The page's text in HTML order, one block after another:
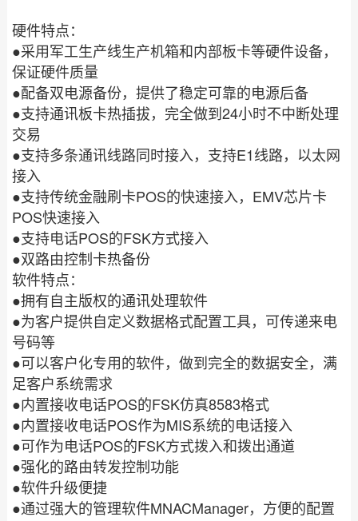
硬件特点：
●采用军工生产线生产机箱和内部板卡等硬件设备，
保证硬件质量
●配备双电源备份，提供了稳定可靠的电源后备
●支持通讯板卡热插拔，完全做到24小时不中断处理
交易
●支持多条通讯线路同时接入，支持E1 线路，以太网
接入
●支持传统金融刷卡POS的快速接入， EMV芯片卡
POS快速接入
●支持电话POS的FSK方式接入
●双路由控制卡热备份
软件特点：
●拥有自主版权的通讯处理软件
●为客户提供自定义数据格式配置工具，可传递来电
号码等
●可以客户化专用的软件，做到完全的数据安全，满
足客户系统需求
●内置接收电话POS的FSK仿真8583格式
●内置接收电话POS作为MIS系统的电话接入
●可作为电话POS的FSK方式拨入和拨出通道
●强化的路由转发控制功能
●软件升级便捷
●通过强大的管理软件MNACManager，方便的配置